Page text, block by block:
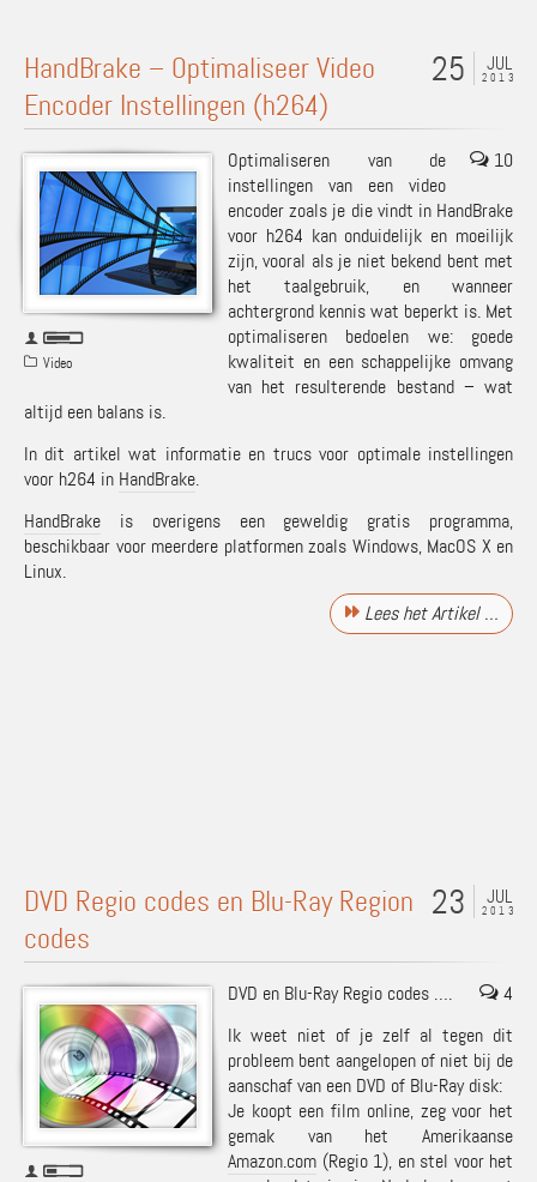
JUL
2013
25
HandBrake – Optimaliseer Video
Encoder Instellingen (h264)
Video
10
Optimaliseren van de
instellingen van een video
encoder zoals je die vindt in HandBrake
voor h264 kan onduidelijk en moeilijk
zijn, vooral als je niet bekend bent met
het taalgebruik, en wanneer
achtergrond kennis wat beperkt is. Met
optimaliseren bedoelen we: goede
kwaliteit en een schappelijke omvang
van het resulterende bestand – wat
altijd een balans is.
In dit artikel wat informatie en trucs voor optimale instellingen
voor h264 in HandBrake.
HandBrake is overigens een geweldig gratis programma,
beschikbaar voor meerdere platformen zoals Windows, MacOS X en
Linux.
Lees het Artikel …
JUL
2013
23
DVD Regio codes en Blu-Ray Region
codes
4
DVD en Blu-Ray Regio codes ….
Ik weet niet of je zelf al tegen dit
probleem bent aangelopen of niet bij de
aanschaf van een DVD of Blu-Ray disk:
Je koopt een film online, zeg voor het
gemak van het Amerikaanse
Amazon.com (Regio 1), en stel voor het